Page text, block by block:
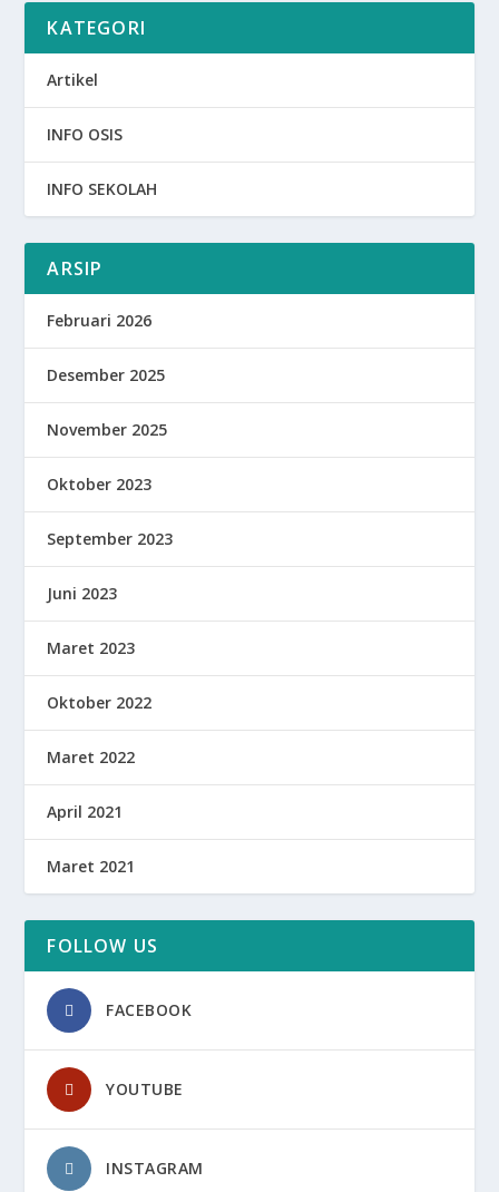
KATEGORI
Artikel
INFO OSIS
INFO SEKOLAH
ARSIP
Februari 2026
Desember 2025
November 2025
Oktober 2023
September 2023
Juni 2023
Maret 2023
Oktober 2022
Maret 2022
April 2021
Maret 2021
FOLLOW US
FACEBOOK
YOUTUBE
INSTAGRAM